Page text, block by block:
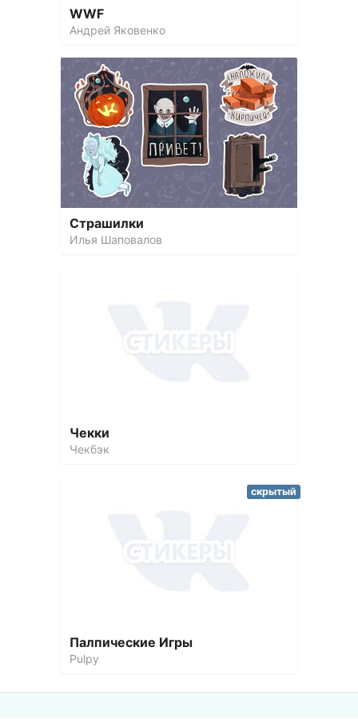
WWF
Андрей Яковенко
Страшилки
Илья Шаповалов
Чекки
Чекбэк
Палпические Игры
Pulpy
скрытый